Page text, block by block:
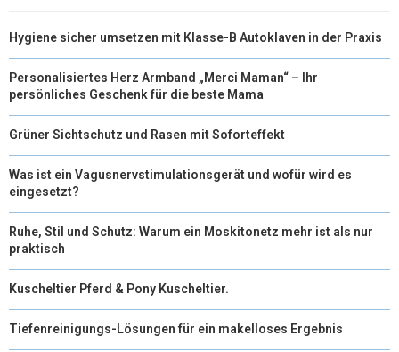
T
E
)
O
K
E
S
I
N
Hygiene sicher umsetzen mit Klasse-B Autoklaven in der Praxis
Personalisiertes Herz Armband „Merci Maman“ – Ihr
persönliches Geschenk für die beste Mama
Grüner Sichtschutz und Rasen mit Soforteffekt
Was ist ein Vagusnervstimulationsgerät und wofür wird es
eingesetzt?
Ruhe, Stil und Schutz: Warum ein Moskitonetz mehr ist als nur
praktisch
Kuscheltier Pferd & Pony Kuscheltier.
Tiefenreinigungs-Lösungen für ein makelloses Ergebnis